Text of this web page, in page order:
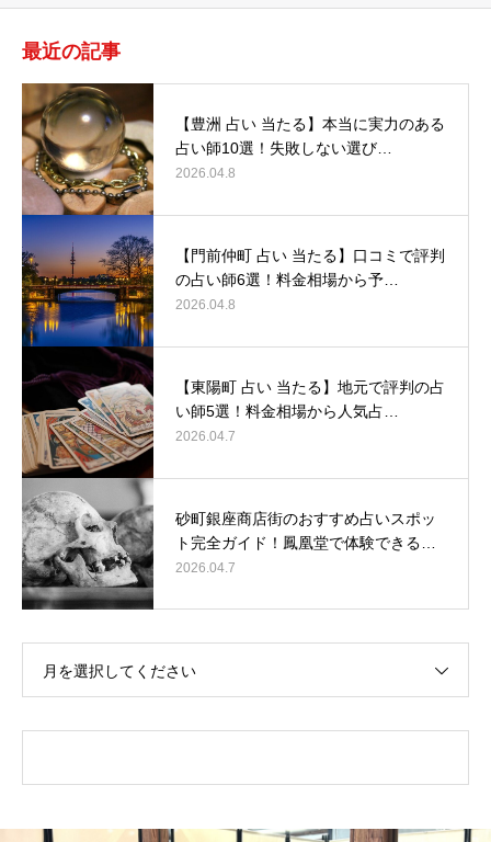
最近の記事
【豊洲 占い 当たる】本当に実力のある
占い師10選！失敗しない選び…
2026.04.8
【門前仲町 占い 当たる】口コミで評判
の占い師6選！料金相場から予…
2026.04.8
【東陽町 占い 当たる】地元で評判の占
い師5選！料金相場から人気占…
2026.04.7
砂町銀座商店街のおすすめ占いスポッ
ト完全ガイド！鳳凰堂で体験できる…
2026.04.7
月を選択してください